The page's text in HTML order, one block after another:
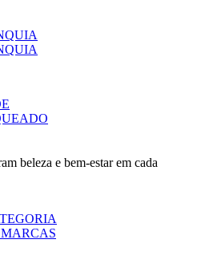
beleza e bem-estar em cada